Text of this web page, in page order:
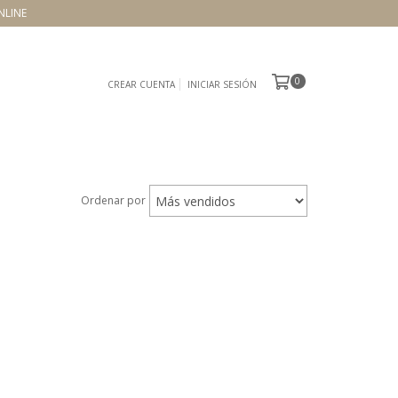
CREAR CUENTA INICIAR SESIÓN 0
Ordenar por